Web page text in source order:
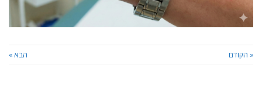
« הקודם הבא »